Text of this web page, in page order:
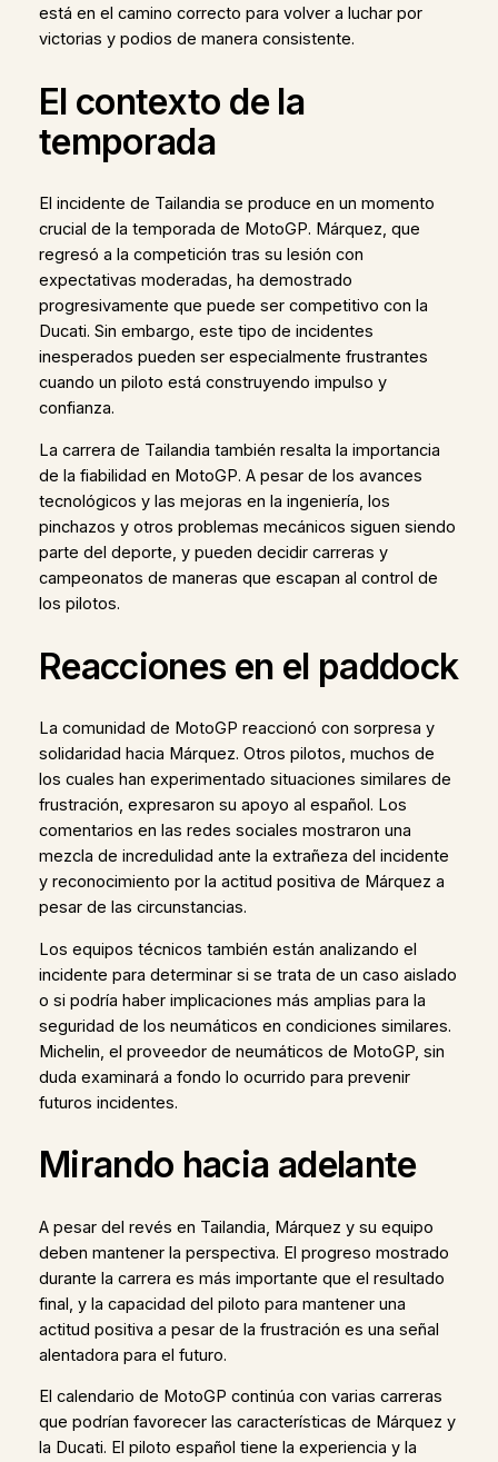
está en el camino correcto para volver a luchar por
victorias y podios de manera consistente.
El contexto de la
temporada
El incidente de Tailandia se produce en un momento
crucial de la temporada de MotoGP. Márquez, que
regresó a la competición tras su lesión con
expectativas moderadas, ha demostrado
progresivamente que puede ser competitivo con la
Ducati. Sin embargo, este tipo de incidentes
inesperados pueden ser especialmente frustrantes
cuando un piloto está construyendo impulso y
confianza.
La carrera de Tailandia también resalta la importancia
de la fiabilidad en MotoGP. A pesar de los avances
tecnológicos y las mejoras en la ingeniería, los
pinchazos y otros problemas mecánicos siguen siendo
parte del deporte, y pueden decidir carreras y
campeonatos de maneras que escapan al control de
los pilotos.
Reacciones en el paddock
La comunidad de MotoGP reaccionó con sorpresa y
solidaridad hacia Márquez. Otros pilotos, muchos de
los cuales han experimentado situaciones similares de
frustración, expresaron su apoyo al español. Los
comentarios en las redes sociales mostraron una
mezcla de incredulidad ante la extrañeza del incidente
y reconocimiento por la actitud positiva de Márquez a
pesar de las circunstancias.
Los equipos técnicos también están analizando el
incidente para determinar si se trata de un caso aislado
o si podría haber implicaciones más amplias para la
seguridad de los neumáticos en condiciones similares.
Michelin, el proveedor de neumáticos de MotoGP, sin
duda examinará a fondo lo ocurrido para prevenir
futuros incidentes.
Mirando hacia adelante
A pesar del revés en Tailandia, Márquez y su equipo
deben mantener la perspectiva. El progreso mostrado
durante la carrera es más importante que el resultado
final, y la capacidad del piloto para mantener una
actitud positiva a pesar de la frustración es una señal
alentadora para el futuro.
El calendario de MotoGP continúa con varias carreras
que podrían favorecer las características de Márquez y
la Ducati. El piloto español tiene la experiencia y la